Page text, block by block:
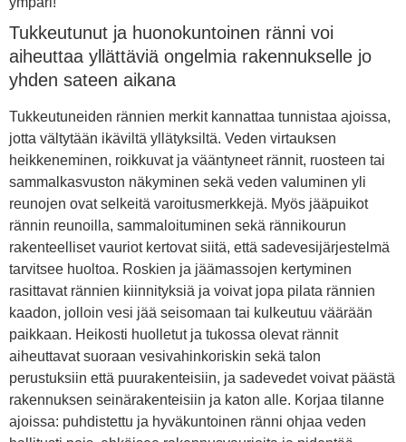
Tukkeutunut ja huonokuntoinen ränni voi
aiheuttaa yllättäviä ongelmia rakennukselle jo
yhden sateen aikana
Tukkeutuneiden rännien merkit kannattaa tunnistaa ajoissa,
jotta vältytään ikäviltä yllätyksiltä. Veden virtauksen
heikkeneminen, roikkuvat ja vääntyneet rännit, ruosteen tai
sammalkasvuston näkyminen sekä veden valuminen yli
reunojen ovat selkeitä varoitusmerkkejä. Myös jääpuikot
rännin reunoilla, sammaloituminen sekä rännikourun
rakenteelliset vauriot kertovat siitä, että sadevesijärjestelmä
tarvitsee huoltoa. Roskien ja jäämassojen kertyminen
rasittavat rännien kiinnityksiä ja voivat jopa pilata rännien
kaadon, jolloin vesi jää seisomaan tai kulkeutuu väärään
paikkaan. Heikosti huolletut ja tukossa olevat rännit
aiheuttavat suoraan vesivahinkoriskin sekä talon
perustuksiin että puurakenteisiin, ja sadevedet voivat päästä
rakennuksen seinärakenteisiin ja katon alle. Korjaa tilanne
ajoissa: puhdistettu ja hyväkuntoinen ränni ohjaa veden